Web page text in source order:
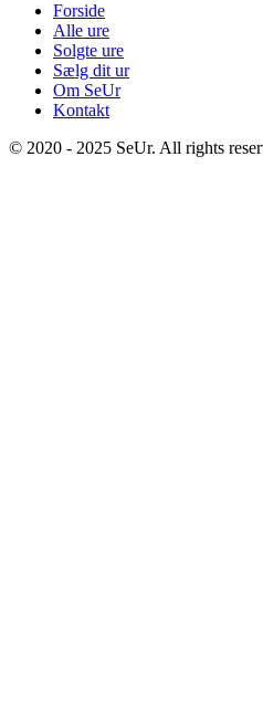
Forside
Alle ure
Solgte ure
Sælg dit ur
Om SeUr
Kontakt
© 2020 - 2025 SeUr. All rights